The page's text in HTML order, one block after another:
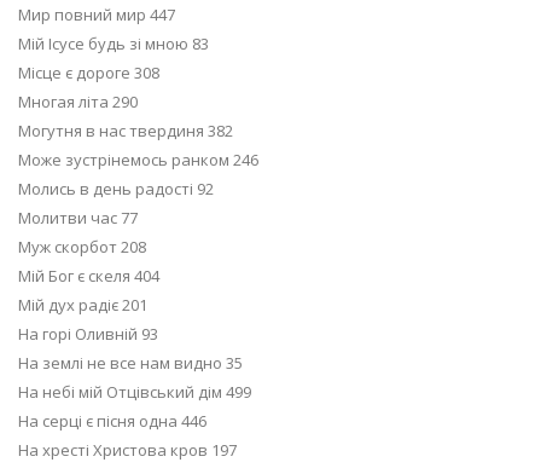
Мир повний мир 447
Мій Ісусе будь зі мною 83
Місце є дороге 308
Многая літа 290
Могутня в нас твердиня 382
Може зустрінемось ранком 246
Молись в день радості 92
Молитви час 77
Муж скорбот 208
Мій Бог є скеля 404
Мій дух радіє 201
На горі Оливній 93
На землі не все нам видно 35
На небі мій Отцівський дім 499
На серці є пісня одна 446
На хресті Христова кров 197